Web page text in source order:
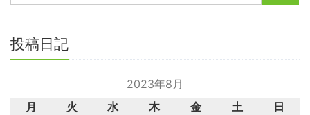
投稿日記
2023年8月
月
火 水 木 金 土
日